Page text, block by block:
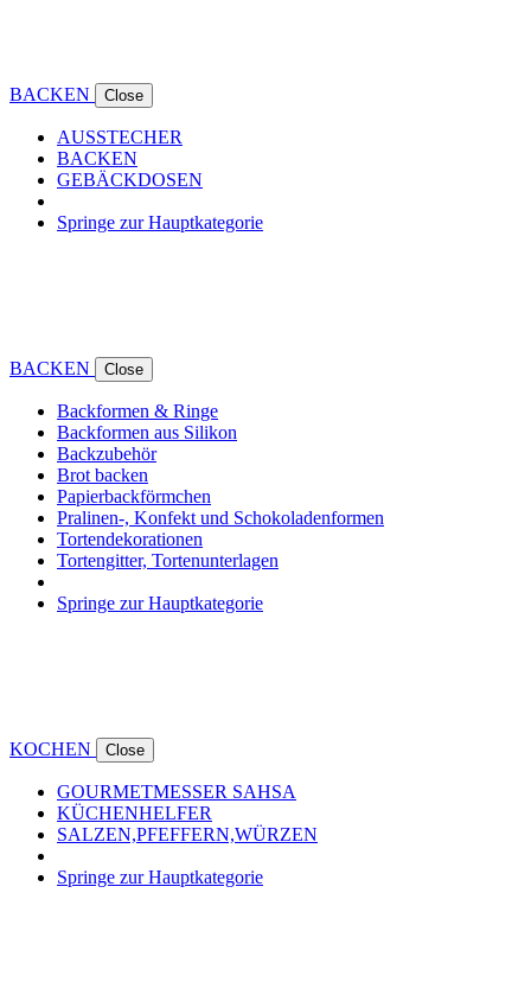
BACKEN Close
AUSSTECHER
BACKEN
GEBÄCKDOSEN
Springe zur Hauptkategorie
BACKEN Close
Backformen & Ringe
Backformen aus Silikon
Backzubehör
Brot backen
Papierbackförmchen
Pralinen-, Konfekt und Schokoladenformen
Tortendekorationen
Tortengitter, Tortenunterlagen
Springe zur Hauptkategorie
KOCHEN Close
GOURMETMESSER SAHSA
KÜCHENHELFER
SALZEN,PFEFFERN,WÜRZEN
Springe zur Hauptkategorie